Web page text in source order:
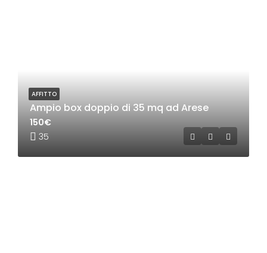
Ampio box doppio di 35 mq ad Arese
35
150€
AFFITTO